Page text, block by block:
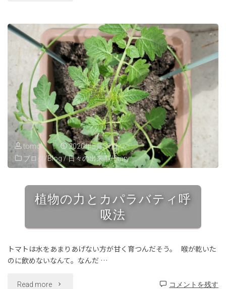
仲"
tomo
2020年5月31日
ブログ/Blog /日々の出来事/Diary
植物の力とカパラバティ呼
吸法
トマトは水をあまりあげない方が甘く育つんだそう。 喉が乾いた
のに飲めないなんて。なんだ …
Read more "植 コメントを残す